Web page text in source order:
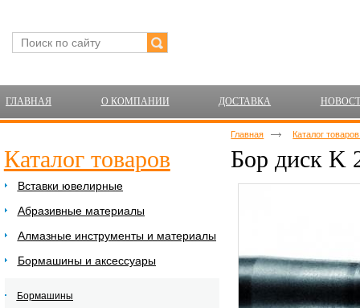
ГЛАВНАЯ О КОМПАНИИ ДОСТАВКА
Каталог товаров
Вставки ювелирные
Абразивные материалы
Алмазные инструменты и материалы
Бормашины и аксессуары
Бормашины
Главная Каталог
Бор диск K